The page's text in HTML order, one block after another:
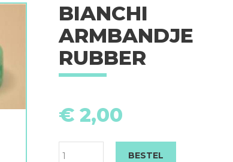
BIANCHI
ARMBANDJE
RUBBER
€ 2,00
BESTEL